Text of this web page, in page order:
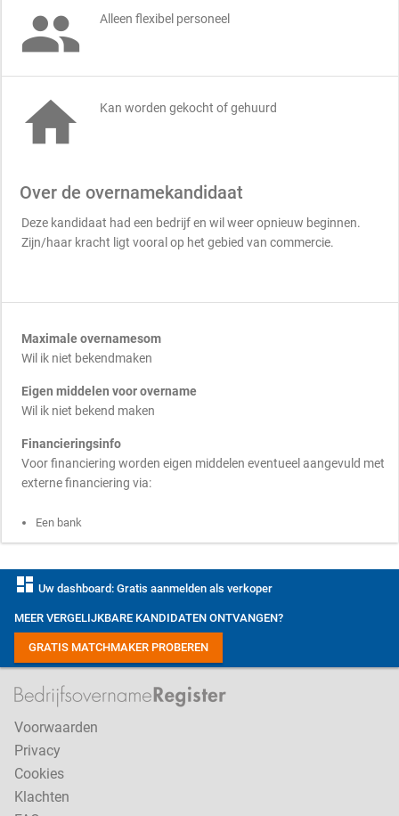
 Alleen flexibel personeel
 Kan worden gekocht of gehuurd
Over de overnamekandidaat
Deze kandidaat had een bedrijf en wil weer opnieuw beginnen.
Zijn/haar kracht ligt vooral op het gebied van commercie.
Maximale overnamesom
Wil ik niet bekendmaken
Eigen middelen voor overname
Wil ik niet bekend maken
Financieringsinfo
Voor financiering worden eigen middelen eventueel aangevuld met
externe financiering via:
Een bank
dashboard Uw dashboard: Gratis aanmelden als verkoper
MEER VERGELIJKBARE KANDIDATEN ONTVANGEN?
GRATIS MATCHMAKER PROBEREN
Voorwaarden
Privacy
Cookies
Klachten